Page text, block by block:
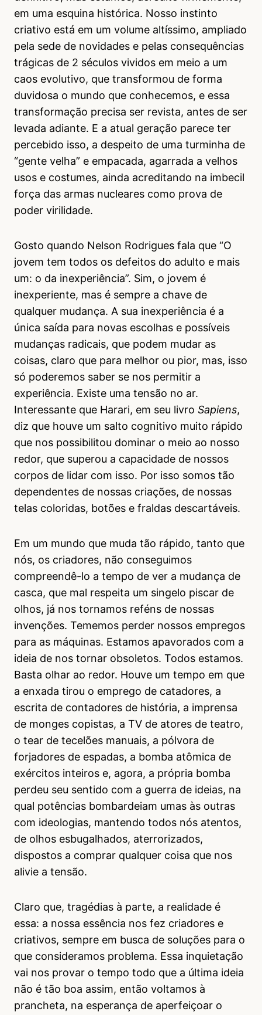
em uma esquina histórica. Nosso instinto
criativo está em um volume altíssimo, ampliado
pela sede de novidades e pelas consequências
trágicas de 2 séculos vividos em meio a um
caos evolutivo, que transformou de forma
duvidosa o mundo que conhecemos, e essa
transformação precisa ser revista, antes de ser
levada adiante. E a atual geração parece ter
percebido isso, a despeito de uma turminha de
“gente velha” e empacada, agarrada a velhos
usos e costumes, ainda acreditando na imbecil
força das armas nucleares como prova de
poder virilidade.
Gosto quando Nelson Rodrigues fala que “O
jovem tem todos os defeitos do adulto e mais
um: o da inexperiência”. Sim, o jovem é
inexperiente, mas é sempre a chave de
qualquer mudança. A sua inexperiência é a
única saída para novas escolhas e possíveis
mudanças radicais, que podem mudar as
coisas, claro que para melhor ou pior, mas, isso
só poderemos saber se nos permitir a
experiência. Existe uma tensão no ar.
Interessante que Harari, em seu livro Sapiens,
diz que houve um salto cognitivo muito rápido
que nos possibilitou dominar o meio ao nosso
redor, que superou a capacidade de nossos
corpos de lidar com isso. Por isso somos tão
dependentes de nossas criações, de nossas
telas coloridas, botões e fraldas descartáveis.
Em um mundo que muda tão rápido, tanto que
nós, os criadores, não conseguimos
compreendê-lo a tempo de ver a mudança de
casca, que mal respeita um singelo piscar de
olhos, já nos tornamos reféns de nossas
invenções. Tememos perder nossos empregos
para as máquinas. Estamos apavorados com a
ideia de nos tornar obsoletos. Todos estamos.
Basta olhar ao redor. Houve um tempo em que
a enxada tirou o emprego de catadores, a
escrita de contadores de história, a imprensa
de monges copistas, a TV de atores de teatro,
o tear de tecelões manuais, a pólvora de
forjadores de espadas, a bomba atômica de
exércitos inteiros e, agora, a própria bomba
perdeu seu sentido com a guerra de ideias, na
qual potências bombardeiam umas às outras
com ideologias, mantendo todos nós atentos,
de olhos esbugalhados, aterrorizados,
dispostos a comprar qualquer coisa que nos
alivie a tensão.
Claro que, tragédias à parte, a realidade é
essa: a nossa essência nos fez criadores e
criativos, sempre em busca de soluções para o
que consideramos problema. Essa inquietação
vai nos provar o tempo todo que a última ideia
não é tão boa assim, então voltamos à
prancheta, na esperança de aperfeiçoar o